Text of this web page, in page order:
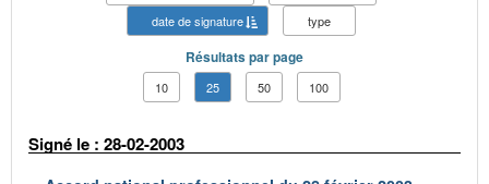
date de signature
type
Résultats par page
10 25 50 100
Signé le : 28-02-2003